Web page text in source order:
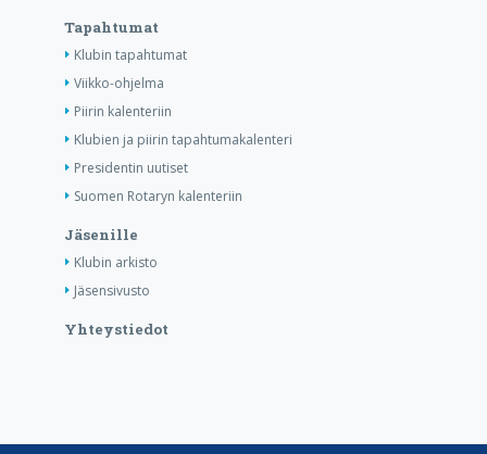
Tapahtumat
Klubin tapahtumat
Viikko-ohjelma
Piirin kalenteriin
Klubien ja piirin tapahtumakalenteri
Presidentin uutiset
Suomen Rotaryn kalenteriin
Jäsenille
Klubin arkisto
Jäsensivusto
Yhteystiedot